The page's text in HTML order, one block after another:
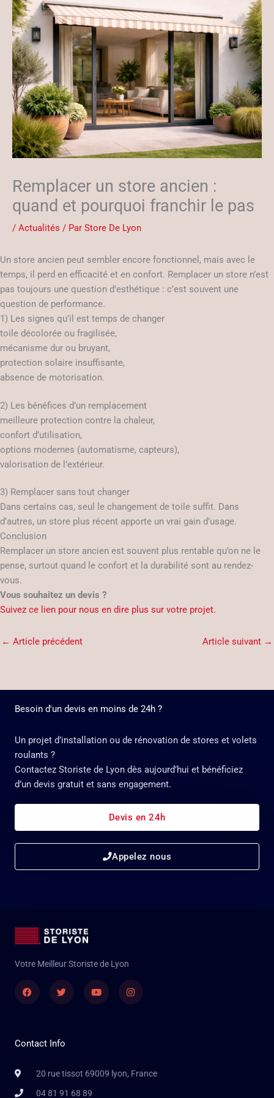
Remplacer un store ancien :
quand et pourquoi franchir le pas
/ Actualités / Par Store De Lyon
Un store ancien peut sembler encore fonctionnel, mais avec le
temps, il perd en efficacité et en confort. Remplacer un store n’est
pas toujours une question d’esthétique : c’est souvent une
question de performance.
1) Les signes qu’il est temps de changer
toile décolorée ou fragilisée,
mécanisme dur ou bruyant,
protection solaire insuffisante,
absence de motorisation.
2) Les bénéfices d’un remplacement
meilleure protection contre la chaleur,
confort d’utilisation,
options modernes (automatisme, capteurs),
valorisation de l’extérieur.
3) Remplacer sans tout changer
Dans certains cas, seul le changement de toile suffit. Dans
d’autres, un store plus récent apporte un vrai gain d’usage.
Conclusion
Remplacer un store ancien est souvent plus rentable qu’on ne le
pense, surtout quand le confort et la durabilité sont au rendez-
vous.
Vous souhaitez un devis ?
Suivez ce lien pour nous en dire plus sur votre projet.
← Article précédent Article suivant →
Besoin d'un devis en moins de 24h ?
Un projet d’installation ou de rénovation de stores et volets
roulants ?
Contactez Storiste de Lyon dès aujourd’hui et bénéficiez
d’un devis gratuit et sans engagement.
Devis en 24h
Appelez nous
Votre Meilleur Storiste de Lyon
FacebookTwitter YoutubeInstagram
Contact Info
20 rue tissot 69009 lyon, France
04 81 91 68 89